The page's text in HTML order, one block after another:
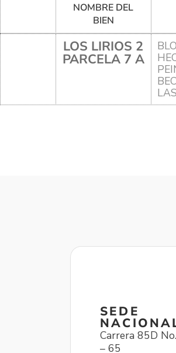
NOMBRE DEL
BIEN
LOS LIRIOS 2
PARCELA 7 A
SEDE
Carrera 85D
– 65